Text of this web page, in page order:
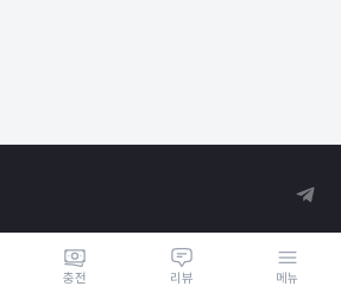
충전 리뷰 메뉴